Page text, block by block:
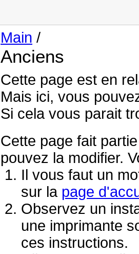
Main /
Anciens
Cette page est en
Mais ici, vous
Si cela vous parait
Cette page fait
pouvez la modifier.
Il vous faut un
sur la page
Observez un
une imprimante
ces instructions.